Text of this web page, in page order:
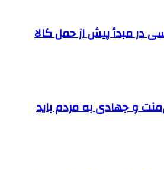
در مبدأ پیش از حمل کالا
و جهادی به مردم باید